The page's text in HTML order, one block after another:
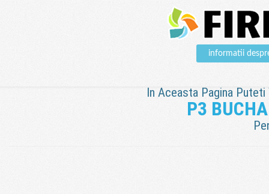
informatii
In Aceasta Pagina
P3